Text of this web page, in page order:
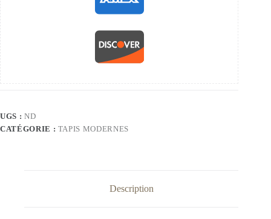
UGS : ND
CATÉGORIE : TAPIS MODERNES
Description